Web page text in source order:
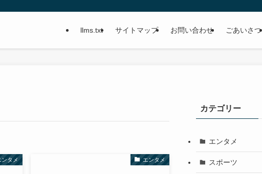
llms.txt サイトマップ お問い合わせ ごあいさつ
ンタメ エンタメ
カテゴリー
エンタメ
スポーツ